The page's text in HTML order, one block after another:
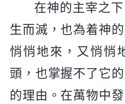
在神的主宰之
生而滅，也為着神
悄悄地來，又悄悄
頭，也掌握不了它
的理由。在萬物中